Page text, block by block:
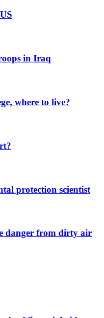
in Iraq
where to live?
protection scientist
danger from dirty air